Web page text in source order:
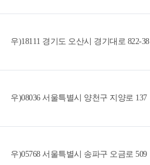
우)18111 경기도 오산시 경기대로 822-38
우)08036 서울특별시 양천구 지양로 137
우)05768 서울특별시 송파구 오금로 509